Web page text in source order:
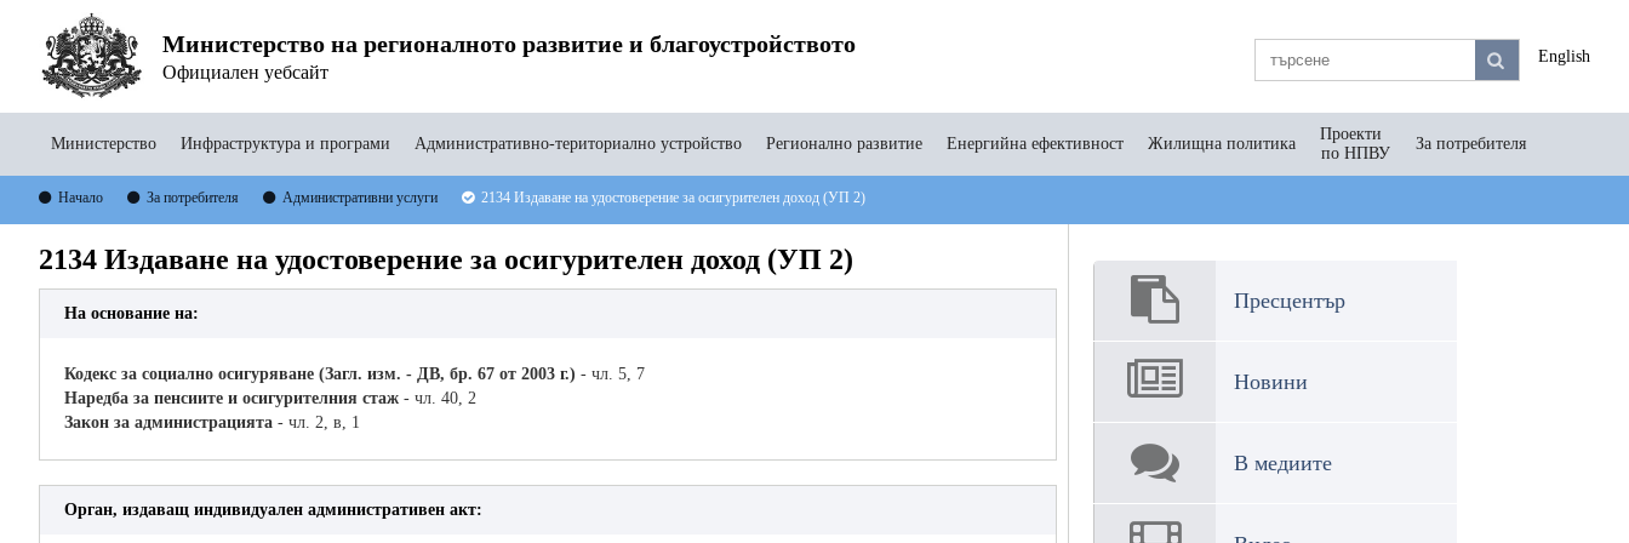
Министерство на регионалното развитие и благоустройството
Официален уебсайт
English
Министерство Инфраструктура и програми Административно-териториално устройство Регионално развитие Енергийна ефективност Жилищна политика
Проекти
по НПВУ
За потребителя
Начало За потребителя Административни услуги 2134 Издаване на удостоверение за осигурителен доход (УП 2)
2134 Издаване на удостоверение за осигурителен доход (УП 2)
На основание на:
Кодекс за социално осигуряване (Загл. изм. - ДВ, бр. 67 от 2003 г.) - чл. 5, 7
Наредба за пенсиите и осигурителния стаж - чл. 40, 2
Закон за администрацията - чл. 2, в, 1
Орган, издаващ индивидуален административен акт:
Пресцентър
Новини
В медиите